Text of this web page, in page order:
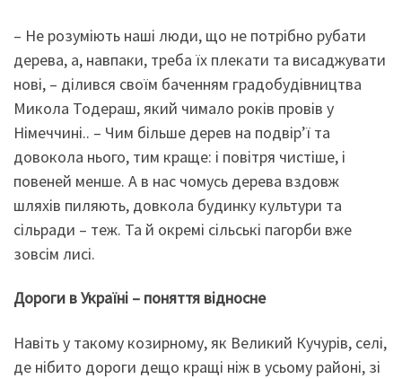
– Не розуміють наші люди, що не потрібно рубати
дерева, а, навпаки, треба їх плекати та висаджувати
нові, – ділився своїм баченням градобудівництва
Микола Тодераш, який чимало років провів у
Німеччині.. – Чим більше дерев на подвір’ї та
довокола нього, тим краще: і повітря чистіше, і
повеней менше. А в нас чомусь дерева вздовж
шляхів пиляють, довкола будинку культури та
сільради – теж. Та й окремі сільські пагорби вже
зовсім лисі.
Дороги в Україні – поняття відносне
Навіть у такому козирному, як Великий Кучурів, селі,
де нібито дороги дещо кращі ніж в усьому районі, зі